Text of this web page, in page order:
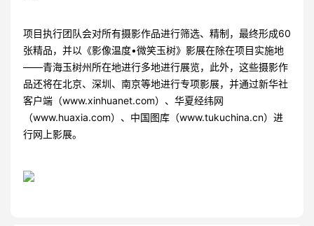
项目执行团队会对所有摄影作品进行筛选、精制，最终形成60
张精品，并以《影像温度•微笑玉树》影展在除在项目实施地
——青海玉树州所在地进行多地进行展览，此外，这些摄影作
品还将在北京、深圳、南京等地进行专项影展，并通过新华社
客户端（www.xinhuanet.com）、华夏经纬网
（www.huaxia.com）、中国图库（www.tukuchina.cn）进
行网上影展。